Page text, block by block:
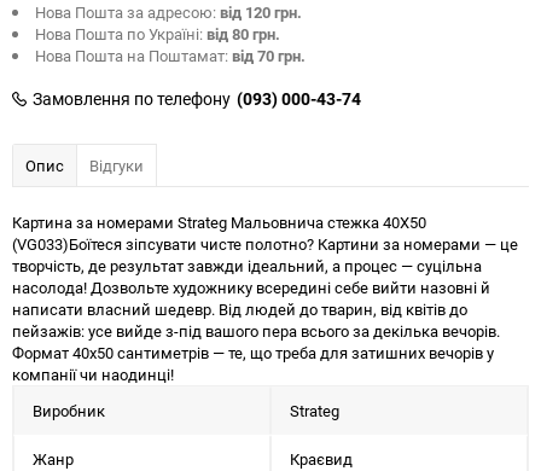
Нова Пошта за адресою:від 120 грн.
Нова Пошта по Україні:від 80 грн.
Нова Пошта на Поштамат:від 70 грн.
Замовлення по телефону (093) 000-43-74
Опис Відгуки
Картина за номерами Strateg Мальовнича стежка 40Х50
(VG033)Боїтеся зіпсувати чисте полотно? Картини за номерами — це
творчість, де результат завжди ідеальний, а процес — суцільна
насолода! Дозвольте художнику всередині себе вийти назовні й
написати власний шедевр. Від людей до тварин, від квітів до
пейзажів: усе вийде з-під вашого пера всього за декілька вечорів.
Формат 40х50 сантиметрів — те, що треба для затишних вечорів у
компанії чи наодинці!
Виробник
Strateg
Жанр Краєвид